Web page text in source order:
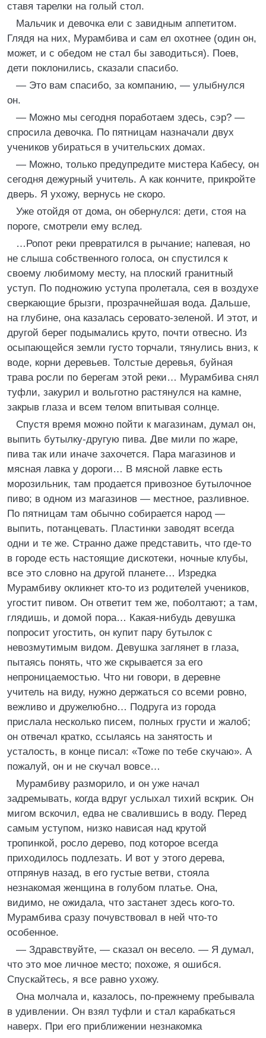
ставя тарелки на голый стол.
Мальчик и девочка ели с завидным аппетитом.
Глядя на них, Мурамбива и сам ел охотнее (один он,
может, и с обедом не стал бы заводиться). Поев,
дети поклонились, сказали спасибо.
— Это вам спасибо, за компанию, — улыбнулся
он.
— Можно мы сегодня поработаем здесь, сэр? —
спросила девочка. По пятницам назначали двух
учеников убираться в учительских домах.
— Можно, только предупредите мистера Кабесу, он
сегодня дежурный учитель. А как кончите, прикройте
дверь. Я ухожу, вернусь не скоро.
Уже отойдя от дома, он обернулся: дети, стоя на
пороге, смотрели ему вслед.
…Ропот реки превратился в рычание; напевая, но
не слыша собственного голоса, он спустился к
своему любимому месту, на плоский гранитный
уступ. По подножию уступа пролетала, сея в воздухе
сверкающие брызги, прозрачнейшая вода. Дальше,
на глубине, она казалась серовато-зеленой. И этот, и
другой берег подымались круто, почти отвесно. Из
осыпающейся земли густо торчали, тянулись вниз, к
воде, корни деревьев. Толстые деревья, буйная
трава росли по берегам этой реки… Мурамбива снял
туфли, закурил и вольготно растянулся на камне,
закрыв глаза и всем телом впитывая солнце.
Спустя время можно пойти к магазинам, думал он,
выпить бутылку-другую пива. Две мили по жаре,
пива так или иначе захочется. Пара магазинов и
мясная лавка у дороги… В мясной лавке есть
морозильник, там продается привозное бутылочное
пиво; в одном из магазинов — местное, разливное.
По пятницам там обычно собирается народ —
выпить, потанцевать. Пластинки заводят всегда
одни и те же. Странно даже представить, что где-то
в городе есть настоящие дискотеки, ночные клубы,
все это словно на другой планете… Изредка
Мурамбиву окликнет кто-то из родителей учеников,
угостит пивом. Он ответит тем же, поболтают; а там,
глядишь, и домой пора… Какая-нибудь девушка
попросит угостить, он купит пару бутылок с
невозмутимым видом. Девушка заглянет в глаза,
пытаясь понять, что же скрывается за его
непроницаемостью. Что ни говори, в деревне
учитель на виду, нужно держаться со всеми ровно,
вежливо и дружелюбно… Подруга из города
прислала несколько писем, полных грусти и жалоб;
он отвечал кратко, ссылаясь на занятость и
усталость, в конце писал: «Тоже по тебе скучаю». А
пожалуй, он и не скучал вовсе…
Мурамбиву разморило, и он уже начал
задремывать, когда вдруг услыхал тихий вскрик. Он
мигом вскочил, едва не свалившись в воду. Перед
самым уступом, низко нависая над крутой
тропинкой, росло дерево, под которое всегда
приходилось подлезать. И вот у этого дерева,
отпрянув назад, в его густые ветви, стояла
незнакомая женщина в голубом платье. Она,
видимо, не ожидала, что застанет здесь кого-то.
Мурамбива сразу почувствовал в ней что-то
особенное.
— Здравствуйте, — сказал он весело. — Я думал,
что это мое личное место; похоже, я ошибся.
Спускайтесь, я все равно ухожу.
Она молчала и, казалось, по-прежнему пребывала
в удивлении. Он взял туфли и стал карабкаться
наверх. При его приближении незнакомка